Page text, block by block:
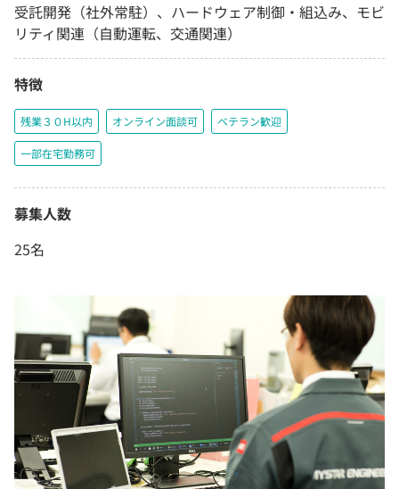
受託開発（社外常駐）、ハードウェア制御・組込み、モビ
リティ関連（自動運転、交通関連）
特徴
残業３０H以内 オンライン面談可 ベテラン歓迎
一部在宅勤務可
募集人数
25名